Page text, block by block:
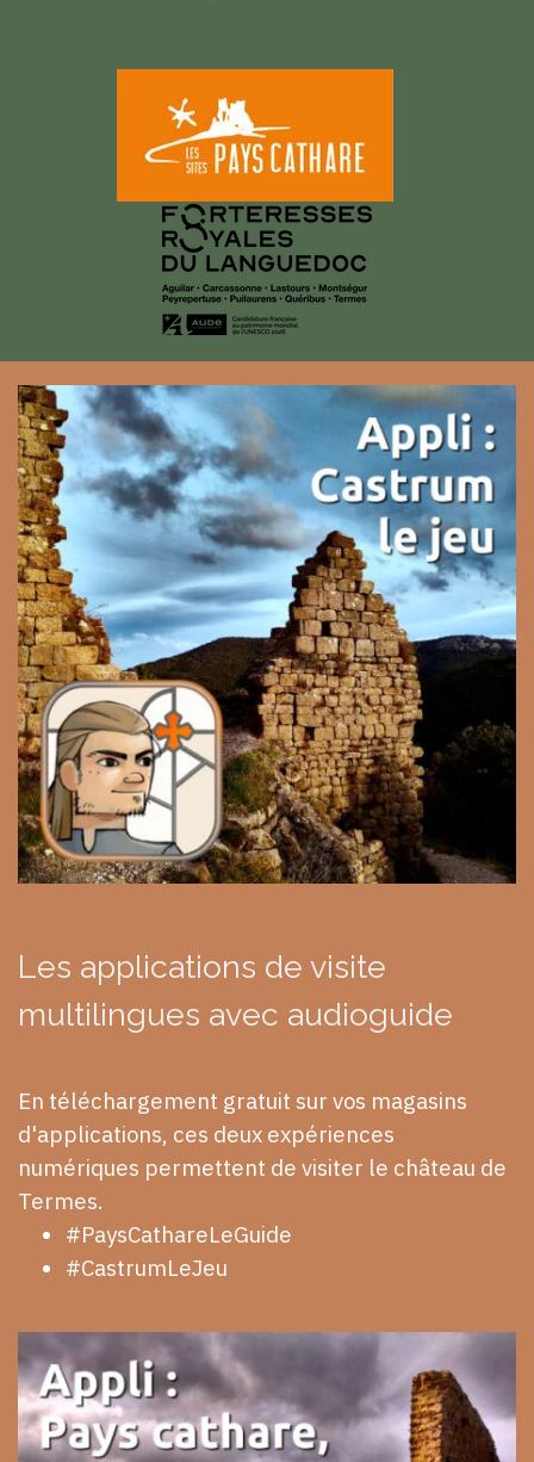
Les applications de visite
multilingues avec audioguide
En téléchargement gratuit sur vos magasins
d'applications, ces deux expériences
numériques permettent de visiter le château de
Termes.
#PaysCathareLeGuide
#CastrumLeJeu